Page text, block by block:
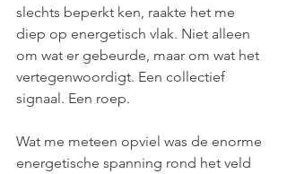
slechts beperkt ken, raakte het me
diep op energetisch vlak. Niet alleen
om wat er gebeurde, maar om wat het
vertegenwoordigt. Een collectief
signaal. Een roep.
Wat me meteen opviel was de enorme
energetische spanning rond het veld